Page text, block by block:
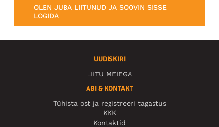
OLEN JUBA LIITUNUD JA SOOVIN SISSE
LOGIDA
UUDISKIRI
LIITU MEIEGA
ABI & KONTAKT
Tühista ost ja registreeri tagastus
KKK
Kontaktid